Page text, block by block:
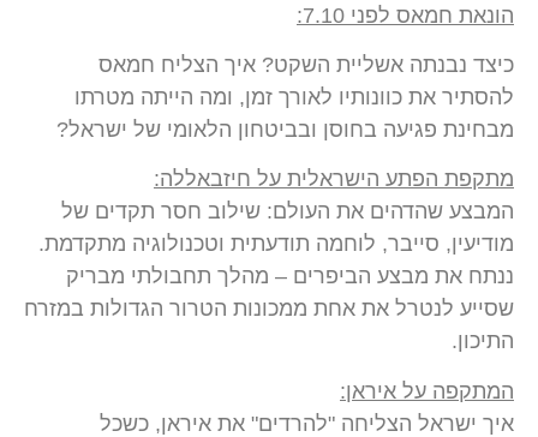
הונאת חמאס לפני 7.10:
כיצד נבנתה אשליית השקט? איך הצליח חמאס
להסתיר את כוונותיו לאורך זמן, ומה הייתה מטרתו
מבחינת פגיעה בחוסן ובביטחון הלאומי של ישראל?
מתקפת הפתע הישראלית על חיזבאללה:
המבצע שהדהים את העולם: שילוב חסר תקדים של
מודיעין, סייבר, לוחמה תודעתית וטכנולוגיה מתקדמת.
ננתח את מבצע הביפרים – מהלך תחבולתי מבריק
שסייע לנטרל את אחת ממכונות הטרור הגדולות במזרח
התיכון.
המתקפה על איראן:
איך ישראל הצליחה "להרדים" את איראן, כשכל